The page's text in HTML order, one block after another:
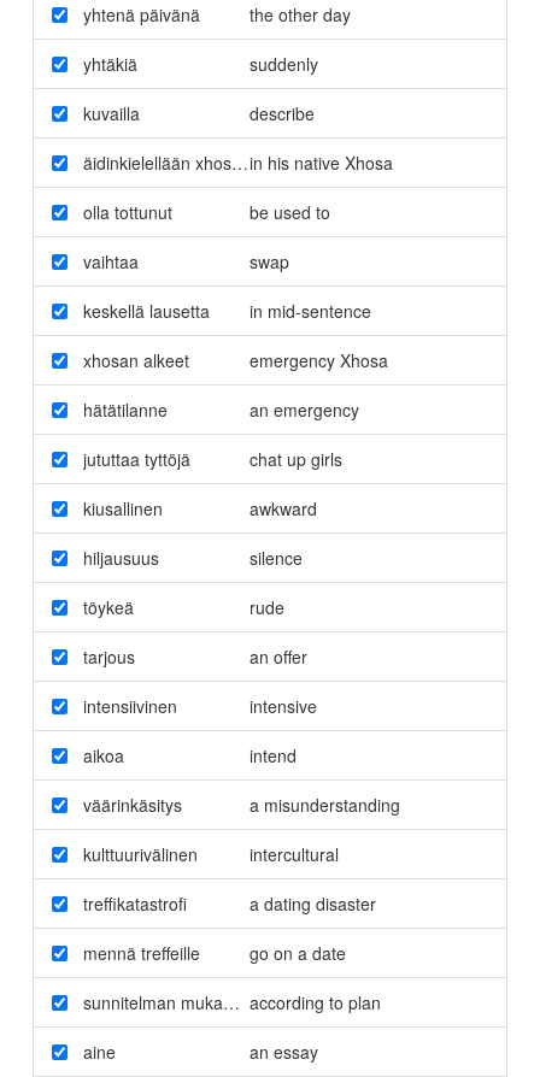
yhtenä päivänä the other day
yhtäkiä suddenly
kuvailla describe
äidinkielellään xhosallain his native Xhosa
olla tottunut be used to
vaihtaa swap
keskellä lausetta in mid-sentence
xhosan alkeet emergency Xhosa
hätätilanne an emergency
jututtaa tyttöjä chat up girls
kiusallinen awkward
hiljausuus silence
töykeä rude
tarjous an offer
intensiivinen intensive
aikoa intend
väärinkäsitys a misunderstanding
kulttuurivälinen intercultural
treffikatastrofi a dating disaster
mennä treffeille go on a date
sunnitelman mukaaanaccording to plan
aine an essay